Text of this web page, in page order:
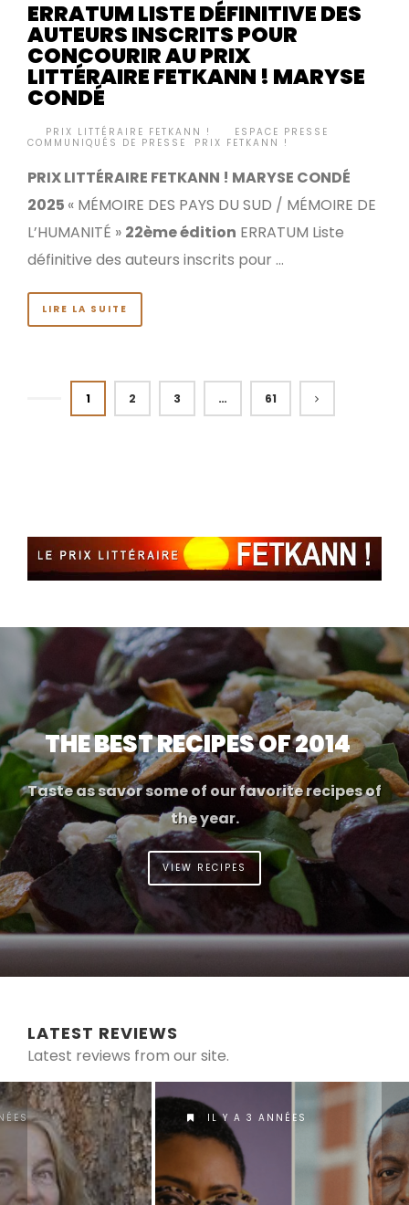
ERRATUM LISTE DÉFINITIVE DES
AUTEURS INSCRITS POUR
CONCOURIR AU PRIX
LITTÉRAIRE FETKANN ! MARYSE
CONDÉ
PRIX LITTÉRAIRE FETKANN ! ESPACE PRESSE
COMMUNIQUÉS DE PRESSE
PRIX FETKANN !
PRIX LITTÉRAIRE FETKANN ! MARYSE CONDÉ
2025 « MÉMOIRE DES PAYS DU SUD / MÉMOIRE DE
L’HUMANITÉ » 22ème édition ERRATUM Liste
définitive des auteurs inscrits pour …
LIRE LA SUITE
1 2 3 … 61
THE BEST RECIPES OF 2014
Taste as savor some of our favorite recipes of
the year.
VIEW RECIPES
LATEST REVIEWS
Latest reviews from our site.
IL Y A 3 ANNÉES IL Y A 4